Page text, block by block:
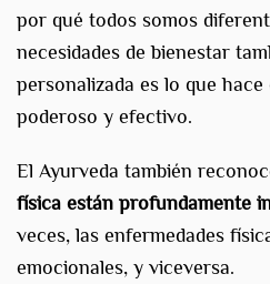
por qué todos somos
necesidades de bienestar
personalizada es lo que
poderoso y efectivo.
El Ayurveda también
física están profundamente
veces, las enfermedades
emocionales, y viceversa.